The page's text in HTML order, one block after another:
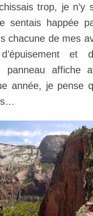
trop, je n’y
sentais happée
chacune de mes
d’épuisement
panneau affiche
année, je pense